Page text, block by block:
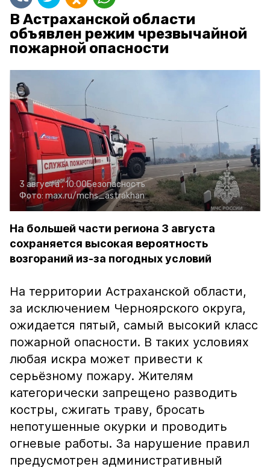
В Астраханской области
объявлен режим чрезвычайной
пожарной опасности
3 августа , 10:00Безопасность
Фото: max.ru/mchs_astrakhan
На большей части региона 3 августа
сохраняется высокая вероятность
возгораний из-за погодных условий
На территории Астраханской области,
за исключением Черноярского округа,
ожидается пятый, самый высокий класс
пожарной опасности. В таких условиях
любая искра может привести к
серьёзному пожару. Жителям
категорически запрещено разводить
костры, сжигать траву, бросать
непотушенные окурки и проводить
огневые работы. За нарушение правил
предусмотрен административный